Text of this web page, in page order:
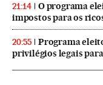
21:14
O programa
impostos para os
20:55
Programa
privilégios legais